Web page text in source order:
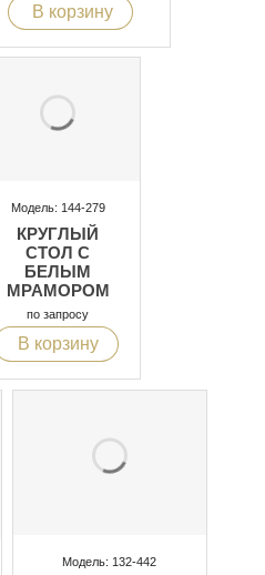
В корзину
Модель: 144-279
КРУГЛЫЙ
СТОЛ С
БЕЛЫМ
МРАМОРОМ
по запросу
В корзину
Модель: 132-442